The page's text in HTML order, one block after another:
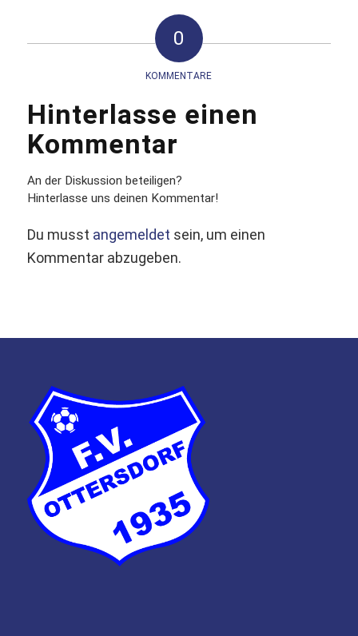
0
KOMMENTARE
Hinterlasse einen
Kommentar
An der Diskussion beteiligen?
Hinterlasse uns deinen Kommentar!
Du musst angemeldet sein, um einen
Kommentar abzugeben.